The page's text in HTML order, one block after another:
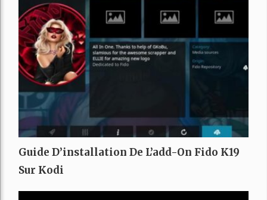
Guide D’installation De L’add-On Fido K19
Sur Kodi